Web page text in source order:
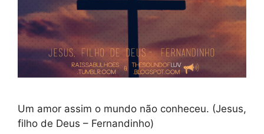
Um amor assim o mundo não conheceu. (Jesus,
filho de Deus – Fernandinho)